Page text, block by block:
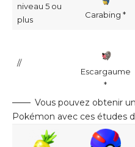
niveau 5 ou
plus
Carabing *
//
Escargaume
*
Vous pouvez obtenir
Pokémon avec ces études